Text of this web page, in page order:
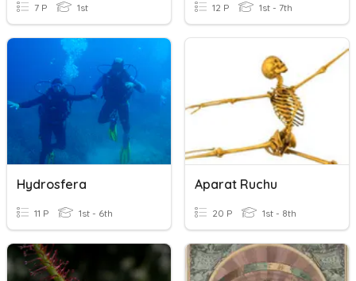
7 P 1st 12 P 1st - 7th
Hydrosfera
11 P 1st - 6th
Aparat Ruchu
20 P 1st - 8th